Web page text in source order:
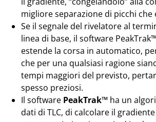
migliore separazione di picchi
Se il segnale del rivelatore al
linea di base, il software
estende la corsa in automatico,
che per una qualsiasi ragione
tempi maggiori del previsto,
spesso preziosi.
Il software PeakTrak™ ha un
dati di TLC, di calcolare il